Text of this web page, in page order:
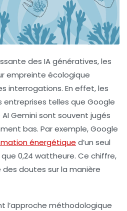
des IA génératives, les
empreinte écologique
interrogations. En effet, les
entreprises telles que Google
Gemini sont souvent jugés
bas. Par exemple, Google
énergétique d’un seul
0,24 wattheure. Ce chiffre,
doutes sur la manière
l’approche méthodologique